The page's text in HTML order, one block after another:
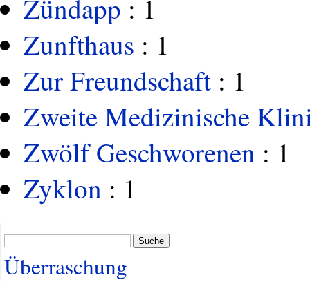
Zündapp : 1
Zunfthaus : 1
Zur Freundschaft : 1
Zweite Medizinische
Zwölf Geschworenen : 1
Zyklon : 1
Suche
Überraschung